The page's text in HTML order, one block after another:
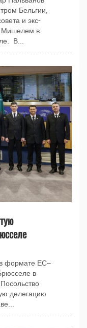
Бельгии,
и экс-
Мишелем в
В...
формате ЕС–
в
делегацию